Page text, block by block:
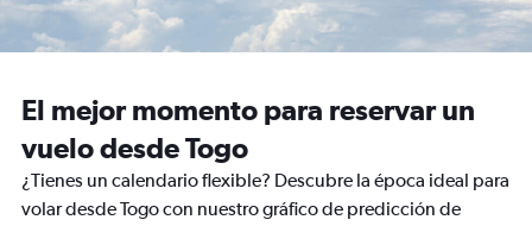
El mejor momento para reservar un
vuelo desde Togo
¿Tienes un calendario flexible? Descubre la época ideal para
volar desde Togo con nuestro gráfico de predicción de